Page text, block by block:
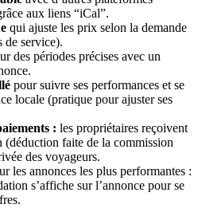
aux liens “iCal”.
qui ajuste les prix selon la demande
de service).
des périodes précises avec un
pour suivre ses performances et se
locale (pratique pour ajuster ses
: les propriétaires reçoivent
(déduction faite de la commission
des voyageurs.
les annonces les plus performantes :
s’affiche sur l’annonce pour se